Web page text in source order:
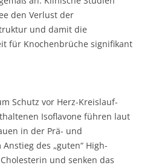
den Verlust der
und damit die
für Knochenbrüche signifikant
Schutz vor Herz-Kreislauf-
Isoflavone führen laut
in der Prä- und
des „guten“ High-
und senken das